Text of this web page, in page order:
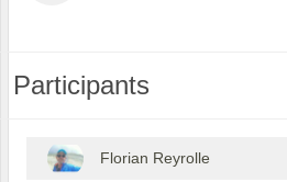
Participants
Florian Reyrolle